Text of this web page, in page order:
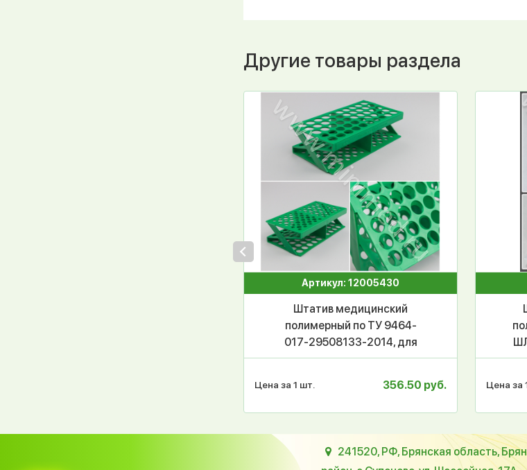
Другие товары раздела
Артикул: 12005430
Штатив медицинский
полимерный по ТУ 9464-
017-29508133-2014, для
пробирок ШПА-50, Z-
диам.18мм, ЗЕЛЕНЫЙ, п/п,
Цена за 1 шт. 356.50 руб. Цена за
241520, РФ, Брянская область,